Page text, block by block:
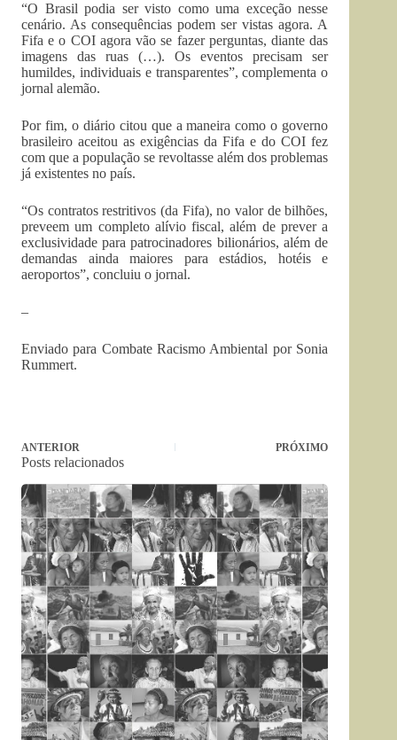
“O Brasil podia ser visto como uma exceção nesse
cenário. As consequências podem ser vistas agora. A
Fifa e o COI agora vão se fazer perguntas, diante das
imagens das ruas (…). Os eventos precisam ser
humildes, individuais e transparentes”, complementa o
jornal alemão.
Por fim, o diário citou que a maneira como o governo
brasileiro aceitou as exigências da Fifa e do COI fez
com que a população se revoltasse além dos problemas
já existentes no país.
“Os contratos restritivos (da Fifa), no valor de bilhões,
preveem um completo alívio fiscal, além de prever a
exclusividade para patrocinadores bilionários, além de
demandas ainda maiores para estádios, hotéis e
aeroportos”, concluiu o jornal.
–
Enviado para Combate Racismo Ambiental por Sonia
Rummert.
ANTERIOR PRÓXIMO
Posts relacionados